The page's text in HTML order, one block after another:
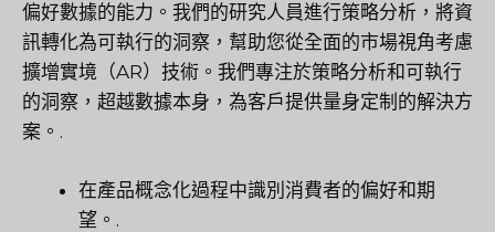
偏好數據的能力。我們的研究人員進行策略分析，將資
訊轉化為可執行的洞察，幫助您從全面的市場視角考慮
擴增實境（AR）技術。我們專注於策略分析和可執行
的洞察，超越數據本身，為客戶提供量身定制的解決方
案。.
在產品概念化過程中識別消費者的偏好和期
望。.